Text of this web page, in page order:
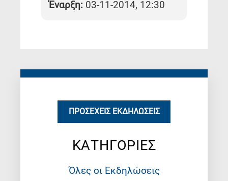
ΠΡΟΣΕΧΕΊΣ ΕΚΔΗΛΏΣΕΙΣ
ΚΑΤΗΓΟΡΙΕΣ
Όλες οι Εκδηλώσεις
Έναρξη: 03-11-2014, 12:30